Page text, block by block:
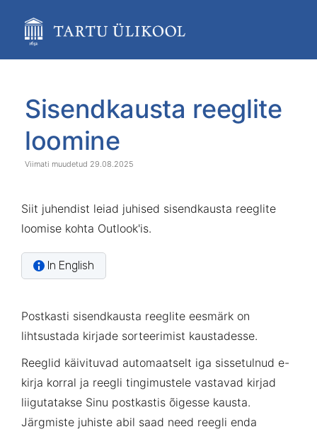
content
assistive.skiplink.to.breadcrumbs
assistive.skiplink.to.quick.search
end
banner
start
banner
Sisendkausta reeglite
loomine
29.08.2025
Siit juhendist leiad juhised sisendkausta reeglite
loomise kohta Outlook'is.
In English
Postkasti sisendkausta reeglite eesmärk on
lihtsustada kirjade sorteerimist kaustadesse.
Reeglid käivituvad automaatselt iga sissetulnud e-
kirja korral ja reegli tingimustele vastavad kirjad
liigutatakse Sinu postkastis õigesse kausta.
Järgmiste juhiste abil saad need reegli enda